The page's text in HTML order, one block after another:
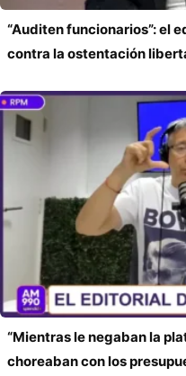
“Auditen funcionarios”: el
contra la ostentación
“Mientras le negaban la
choreaban con los